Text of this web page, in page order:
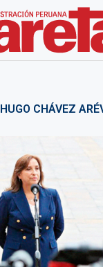
HUGO CHÁVEZ